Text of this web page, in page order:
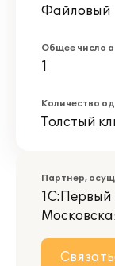
Файловый
Общее число
1
Количество
Толстый
Партнер,
1С:Первый